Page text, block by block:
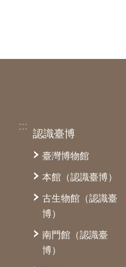
:::
認識臺博
臺灣博物館
本館（認識臺博）
古生物館（認識臺
博）
南門館（認識臺
博）